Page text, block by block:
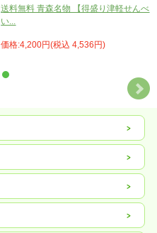
送料無料 青森名物 【得盛り津軽せんべ
い...
価格:4,200円(税込 4,536円)